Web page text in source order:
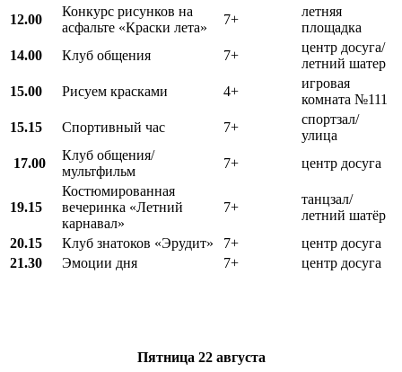
12.00
Конкурс рисунков на
асфальте «Краски лета»
7+
летняя
площадка
14.00 Клуб общения 7+
центр досуга/
летний шатер
15.00
Рисуем красками 4+
игровая
комната №111
15.15
Спортивный час 7+
спортзал/
улица
17.00
Клуб общения/
мультфильм
7+ центр досуга
19.15
Костюмированная
вечеринка «Летний
карнавал»
7+
танцзал/
летний шатёр
20.15
Клуб знатоков «Эрудит» 7+
центр досуга
21.30
Эмоции дня 7+ центр досуга
Пятница 22 августа